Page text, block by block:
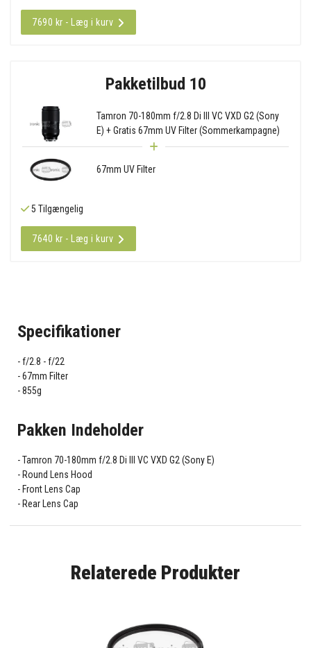
7690 kr - Læg i kurv
Pakketilbud 10
Tamron 70-180mm f/2.8 Di III VC VXD G2 (Sony
E) + Gratis 67mm UV Filter (Sommerkampagne)
67mm UV Filter
5 Tilgængelig
7640 kr - Læg i kurv
Specifikationer
f/2.8 - f/22
67mm Filter
855g
Pakken Indeholder
Tamron 70-180mm f/2.8 Di III VC VXD G2 (Sony E)
Round Lens Hood
Front Lens Cap
Rear Lens Cap
Relaterede Produkter